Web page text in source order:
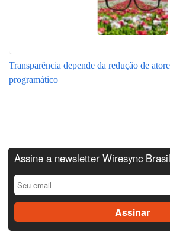
Transparência depende da redução de
programático
Assine a newsletter Wiresync Brasil